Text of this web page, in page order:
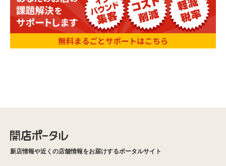
新店情報や近くの店舗情報をお届けするポータルサイト